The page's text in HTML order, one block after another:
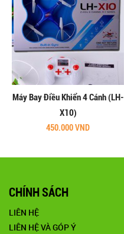
Máy Bay Điều Khiển 4 Cánh (LH-
X10)
450.000 VND
CHÍNH SÁCH
LIÊN HỆ
LIÊN HỆ VÀ GÓP Ý